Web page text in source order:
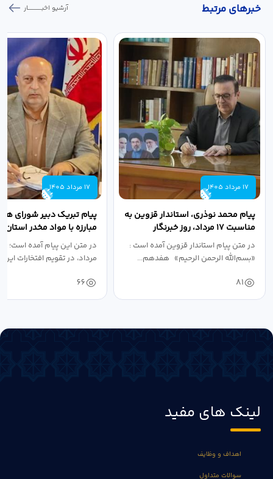
خبر‌های مرتبط آرشیو اخبـــــــــــار
17 مرداد 1405
پیام محمد نوذری، استاندار قزوین به
مناسبت ۱۷ مرداد، روز خبرنگار
در متن پیام استاندار قزوین آمده است :
«بسم‌الله الرحمن الرحیم» هفدهم...
81
17 مرداد 1405
پیام تبریک دبیر شورای
مبارزه با مواد مخدر استان
مناسبت روز خبرنگار...
در متن این پیام آمده
مرداد، در تقویم افتخارات
66
لینک های مفید
اهداف و وظایف
سوالات متداول